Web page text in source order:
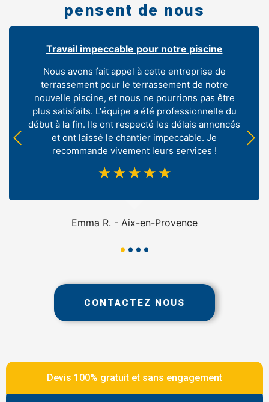
pensent de nous
Emma R. - Aix-en-Provence
Travail impeccable pour notre piscine
Nous avons fait appel à cette entreprise de
terrassement pour le terrassement de notre
nouvelle piscine, et nous ne pourrions pas être
plus satisfaits. L'équipe a été professionnelle du
début à la fin. Ils ont respecté les délais annoncés
et ont laissé le chantier impeccable. Je
recommande vivement leurs services !
☆ ☆ ☆ ☆ ☆
CONTACTEZ NOUS
Devis 100% gratuit et sans engagement